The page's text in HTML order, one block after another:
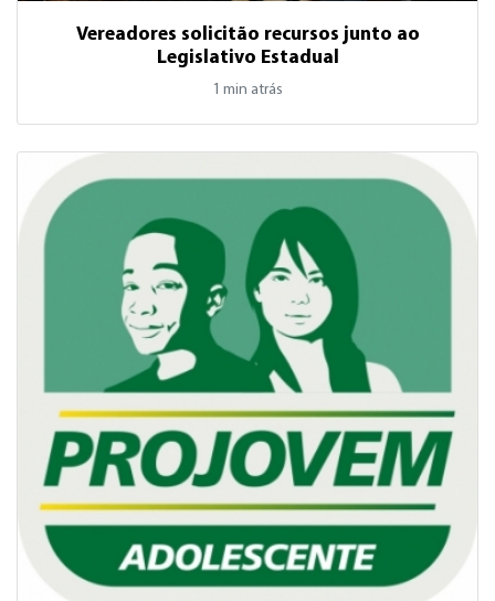
Vereadores solicitão recursos junto ao
Legislativo Estadual
1 min atrás